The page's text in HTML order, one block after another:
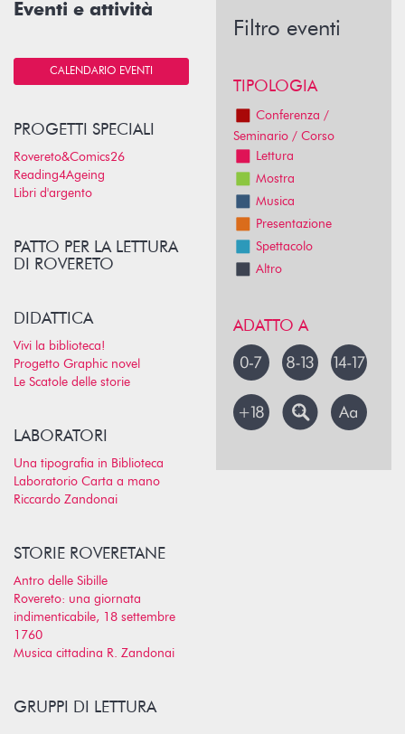
Eventi e attività
CALENDARIO EVENTI
PROGETTI SPECIALI
Rovereto&Comics26
Reading4Ageing
Libri d'argento
PATTO PER LA LETTURA
DI ROVERETO
DIDATTICA
Vivi la biblioteca!
Progetto Graphic novel
Le Scatole delle storie
LABORATORI
Una tipografia in Biblioteca
Laboratorio Carta a mano
Riccardo Zandonai
STORIE ROVERETANE
Antro delle Sibille
Rovereto: una giornata
indimenticabile, 18 settembre
1760
Musica cittadina R. Zandonai
GRUPPI DI LETTURA
Filtro eventi
TIPOLOGIA
Conferenza /
Seminario / Corso
Lettura
Mostra
Musica
Presentazione
Spettacolo
Altro
ADATTO A